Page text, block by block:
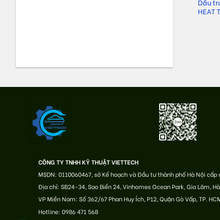
HEAT
CÔNG TY TNHH KỸ THUẬT VIETTECH
MSDN: 0110060467, sở Kế hoạch và Đầu tư thành phố Hà Nội
Địa chỉ: SB24-34, Sao Biển 24, Vinhomes Ocean Park, Gia Lâm,
VP Miền Nam: Số 362/67 Phan Huy Ích, P12, Quận Gò Vấp, TP.
Hotline: 0986 471 568